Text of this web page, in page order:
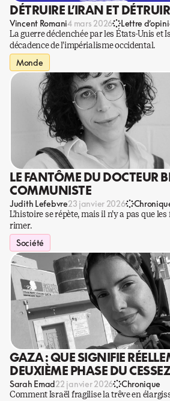
DÉTRUIRE L’IRAN ET
Vincent Romani4 mars 2026 Lettre
La guerre déclenchée par les États-Unis et
décadence de l’impérialisme occidental.
Monde
LE FANTÔME DU DOCTEUR
COMMUNISTE
Judith Lefebvre23 janvier 2026
L’histoire se répète, mais il n’y a pas que
rimer.
Société
GAZA : QUE SIGNIFIE
DEUXIÈME PHASE DU
Sarah Emad22 janvier 2026 Chronique
Comment Israël fragilise la trêve en